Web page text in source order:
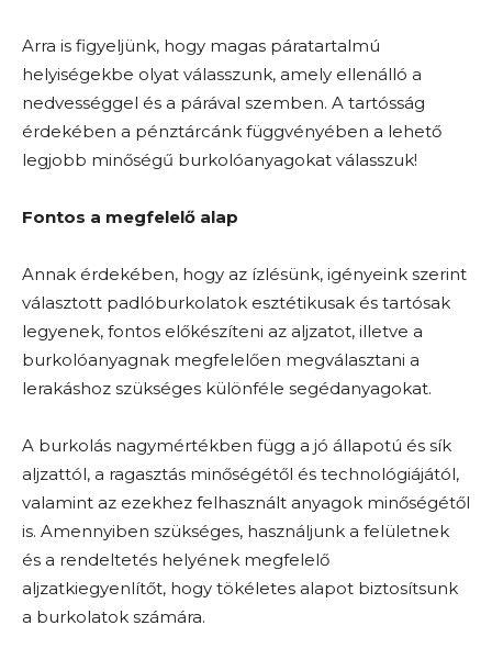
Arra is figyeljünk, hogy magas páratartalmú
helyiségekbe olyat válasszunk, amely ellenálló a
nedvességgel és a párával szemben. A tartósság
érdekében a pénztárcánk függvényében a lehető
legjobb minőségű burkolóanyagokat válasszuk!
Fontos a megfelelő alap
Annak érdekében, hogy az ízlésünk, igényeink szerint
választott padlóburkolatok esztétikusak és tartósak
legyenek, fontos előkészíteni az aljzatot, illetve a
burkolóanyagnak megfelelően megválasztani a
lerakáshoz szükséges különféle segédanyagokat.
A burkolás nagymértékben függ a jó állapotú és sík
aljzattól, a ragasztás minőségétől és technológiájától,
valamint az ezekhez felhasznált anyagok minőségétől
is. Amennyiben szükséges, használjunk a felületnek
és a rendeltetés helyének megfelelő
aljzatkiegyenlítőt, hogy tökéletes alapot biztosítsunk
a burkolatok számára.